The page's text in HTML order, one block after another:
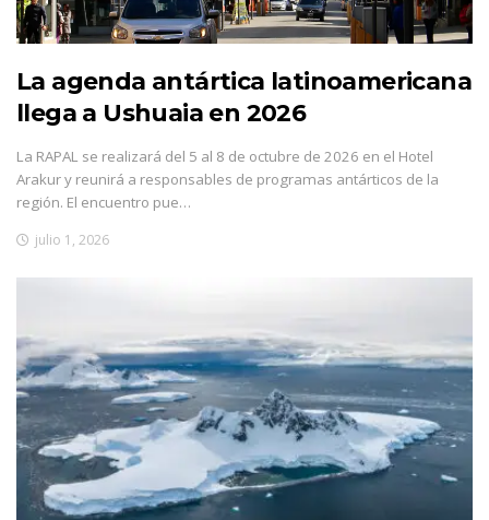
La agenda antártica latinoamericana
llega a Ushuaia en 2026
La RAPAL se realizará del 5 al 8 de octubre de 2026 en el Hotel
Arakur y reunirá a responsables de programas antárticos de la
región. El encuentro pue…
julio 1, 2026